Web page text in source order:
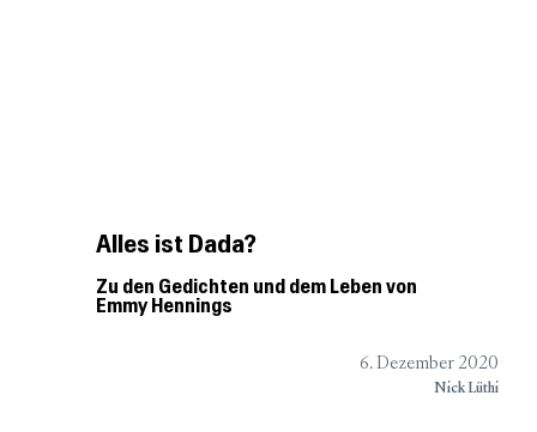
Alles ist Dada?
Zu den Gedichten und dem Leben von
Emmy Hennings
6. Dezember 2020
Nick Lüthi